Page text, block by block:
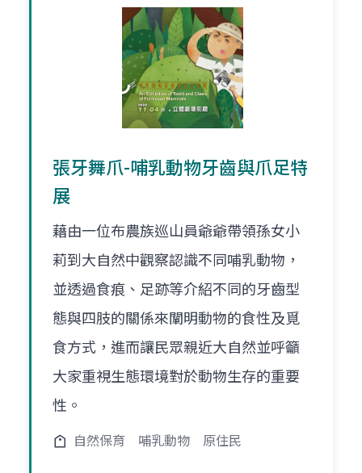
張牙舞爪-哺乳動物牙齒與爪足特
展
藉由一位布農族巡山員爺爺帶領孫女小
莉到大自然中觀察認識不同哺乳動物，
並透過食痕、足跡等介紹不同的牙齒型
態與四肢的關係來闡明動物的食性及覓
食方式，進而讓民眾親近大自然並呼籲
大家重視生態環境對於動物生存的重要
性。
自然保育 哺乳動物 原住民